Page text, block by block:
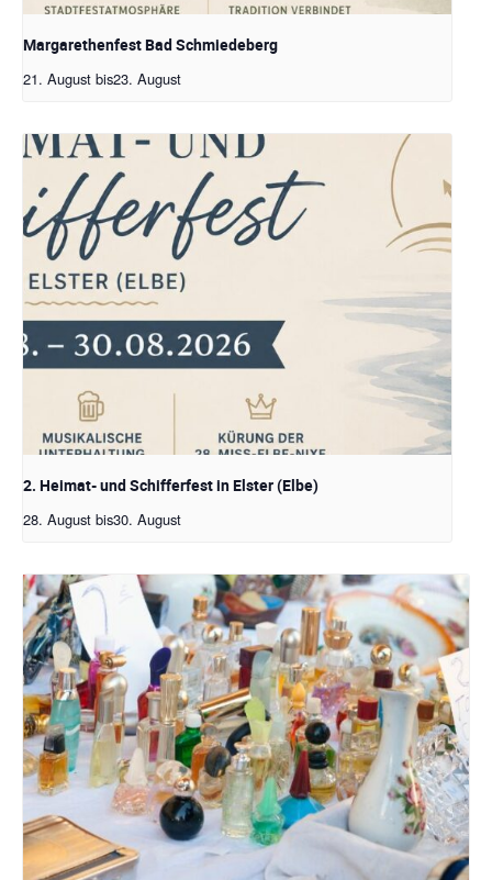
Margarethenfest Bad Schmiedeberg
21. August bis23. August
2. Heimat- und Schifferfest in Elster (Elbe)
28. August bis30. August